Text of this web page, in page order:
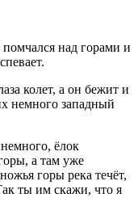
над горами и
колет, а он бежит и
немного западный
ёлок
а там уже
горы река течёт,
ты им скажи, что я